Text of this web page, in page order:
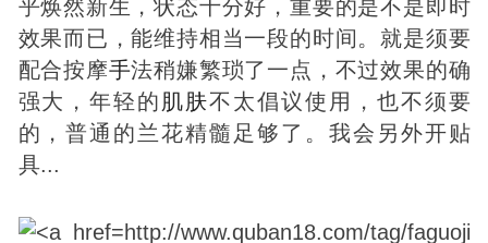
乎焕然新生，状态十分好，重要的是不是即时
效果而已，能维持相当一段的时间。就是须要
配合按摩手法稍嫌繁琐了一点，不过效果的确
强大，年轻的 肌肤不太倡议使用，也不须要
的，普通的兰花精髓足够了。我会另外开贴
具...